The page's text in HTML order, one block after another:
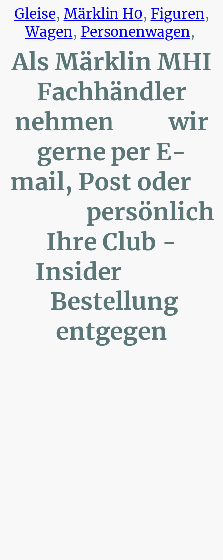
Gleise, Märklin H0, Figuren,
Wagen, Personenwagen,
Als Märklin MHI
Fachhändler
nehmen wir
gerne per E-
mail, Post oder
persönlich
Ihre Club -
Insider
Bestellung
entgegen